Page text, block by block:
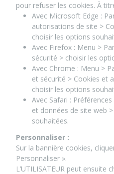
pour refuser les cookies. À
Avec Microsoft Edge :
autorisations de site >
choisir les options
Avec Firefox : Menu >
sécurité > choisir les
Avec Chrome : Menu >
et sécurité > Cookies et
choisir les options
Avec Safari :
et données de site web
souhaitées.
Personnaliser :
Sur la bannière cookies,
Personnaliser ».
L’UTILISATEUR peut ensuite